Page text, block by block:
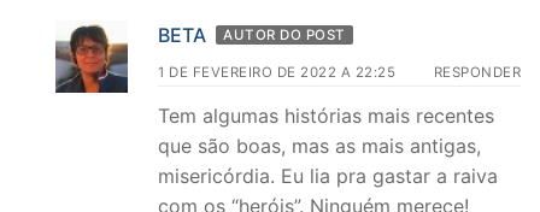
BETA AUTOR DO POST
1 DE FEVEREIRO DE 2022 A 22:25 RESPONDER
Tem algumas histórias mais recentes
que são boas, mas as mais antigas,
misericórdia. Eu lia pra gastar a raiva
com os “heróis”. Ninguém merece!